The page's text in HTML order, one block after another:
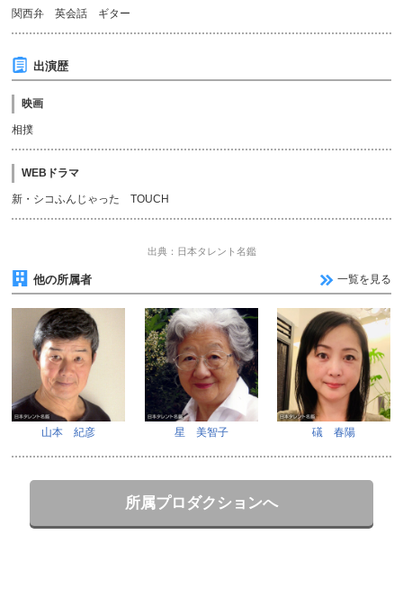
関西弁 英会話 ギター
出演歴
映画
相撲
WEBドラマ
新・シコふんじゃった TOUCH
出典：日本タレント名鑑
他の所属者 一覧を見る
山本 紀彦 星 美智子 礒 春陽
所属プロダクションへ